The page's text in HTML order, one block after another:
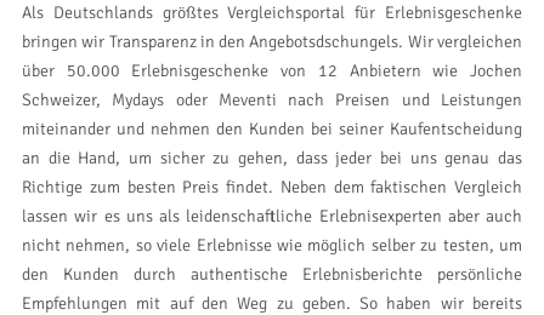
Als Deutschlands größtes Vergleichsportal für Erlebnisgeschenke
bringen wir Transparenz in den Angebotsdschungels. Wir vergleichen
über 50.000 Erlebnisgeschenke von 12 Anbietern wie Jochen
Schweizer, Mydays oder Meventi nach Preisen und Leistungen
miteinander und nehmen den Kunden bei seiner Kaufentscheidung
an die Hand, um sicher zu gehen, dass jeder bei uns genau das
Richtige zum besten Preis findet. Neben dem faktischen Vergleich
lassen wir es uns als leidenschaftliche Erlebnisexperten aber auch
nicht nehmen, so viele Erlebnisse wie möglich selber zu testen, um
den Kunden durch authentische Erlebnisberichte persönliche
Empfehlungen mit auf den Weg zu geben. So haben wir bereits